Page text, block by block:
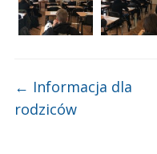
← Informacja dla
rodziców